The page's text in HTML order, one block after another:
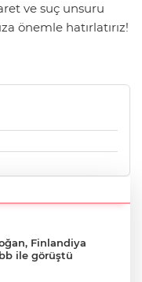
ve suç unsuru
önemle hatırlatırız!
Finlandiya
ile görüştü